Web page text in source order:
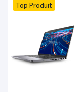
Top Produit